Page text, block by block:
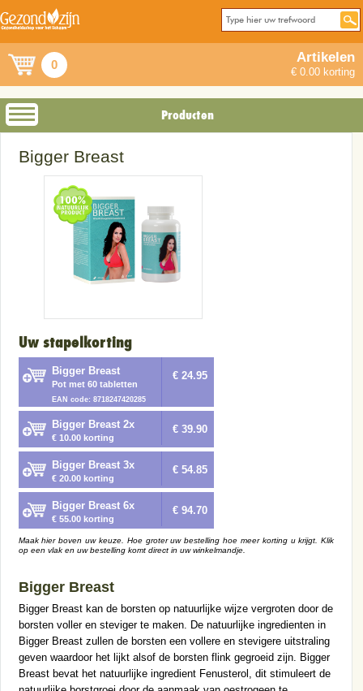
0 Artikelen
€ 0.00 korting
Producten
Bigger Breast
Uw stapelkorting
Bigger Breast
Pot met 60 tabletten
EAN code: 8718247420285
€ 24.95
Bigger Breast 2x
€ 10.00 korting
€ 39.90
Bigger Breast 3x
€ 20.00 korting
€ 54.85
Bigger Breast 6x
€ 55.00 korting
€ 94.70
Maak hier boven uw keuze. Hoe groter uw bestelling hoe meer korting u krijgt. Klik
op een vlak en uw bestelling komt direct in uw winkelmandje.
Bigger Breast
Bigger Breast kan de borsten op natuurlijke wijze vergroten door de
borsten voller en steviger te maken. De natuurlijke ingredienten in
Bigger Breast zullen de borsten een vollere en stevigere uitstraling
geven waardoor het lijkt alsof de borsten flink gegroeid zijn. Bigger
Breast bevat het natuurlijke ingredient Fenusterol, dit stimuleert de